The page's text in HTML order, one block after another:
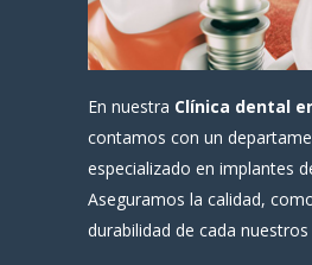
En nuestra Clínica dental
contamos con un
especializado en implantes
Aseguramos la calidad,
durabilidad de cada